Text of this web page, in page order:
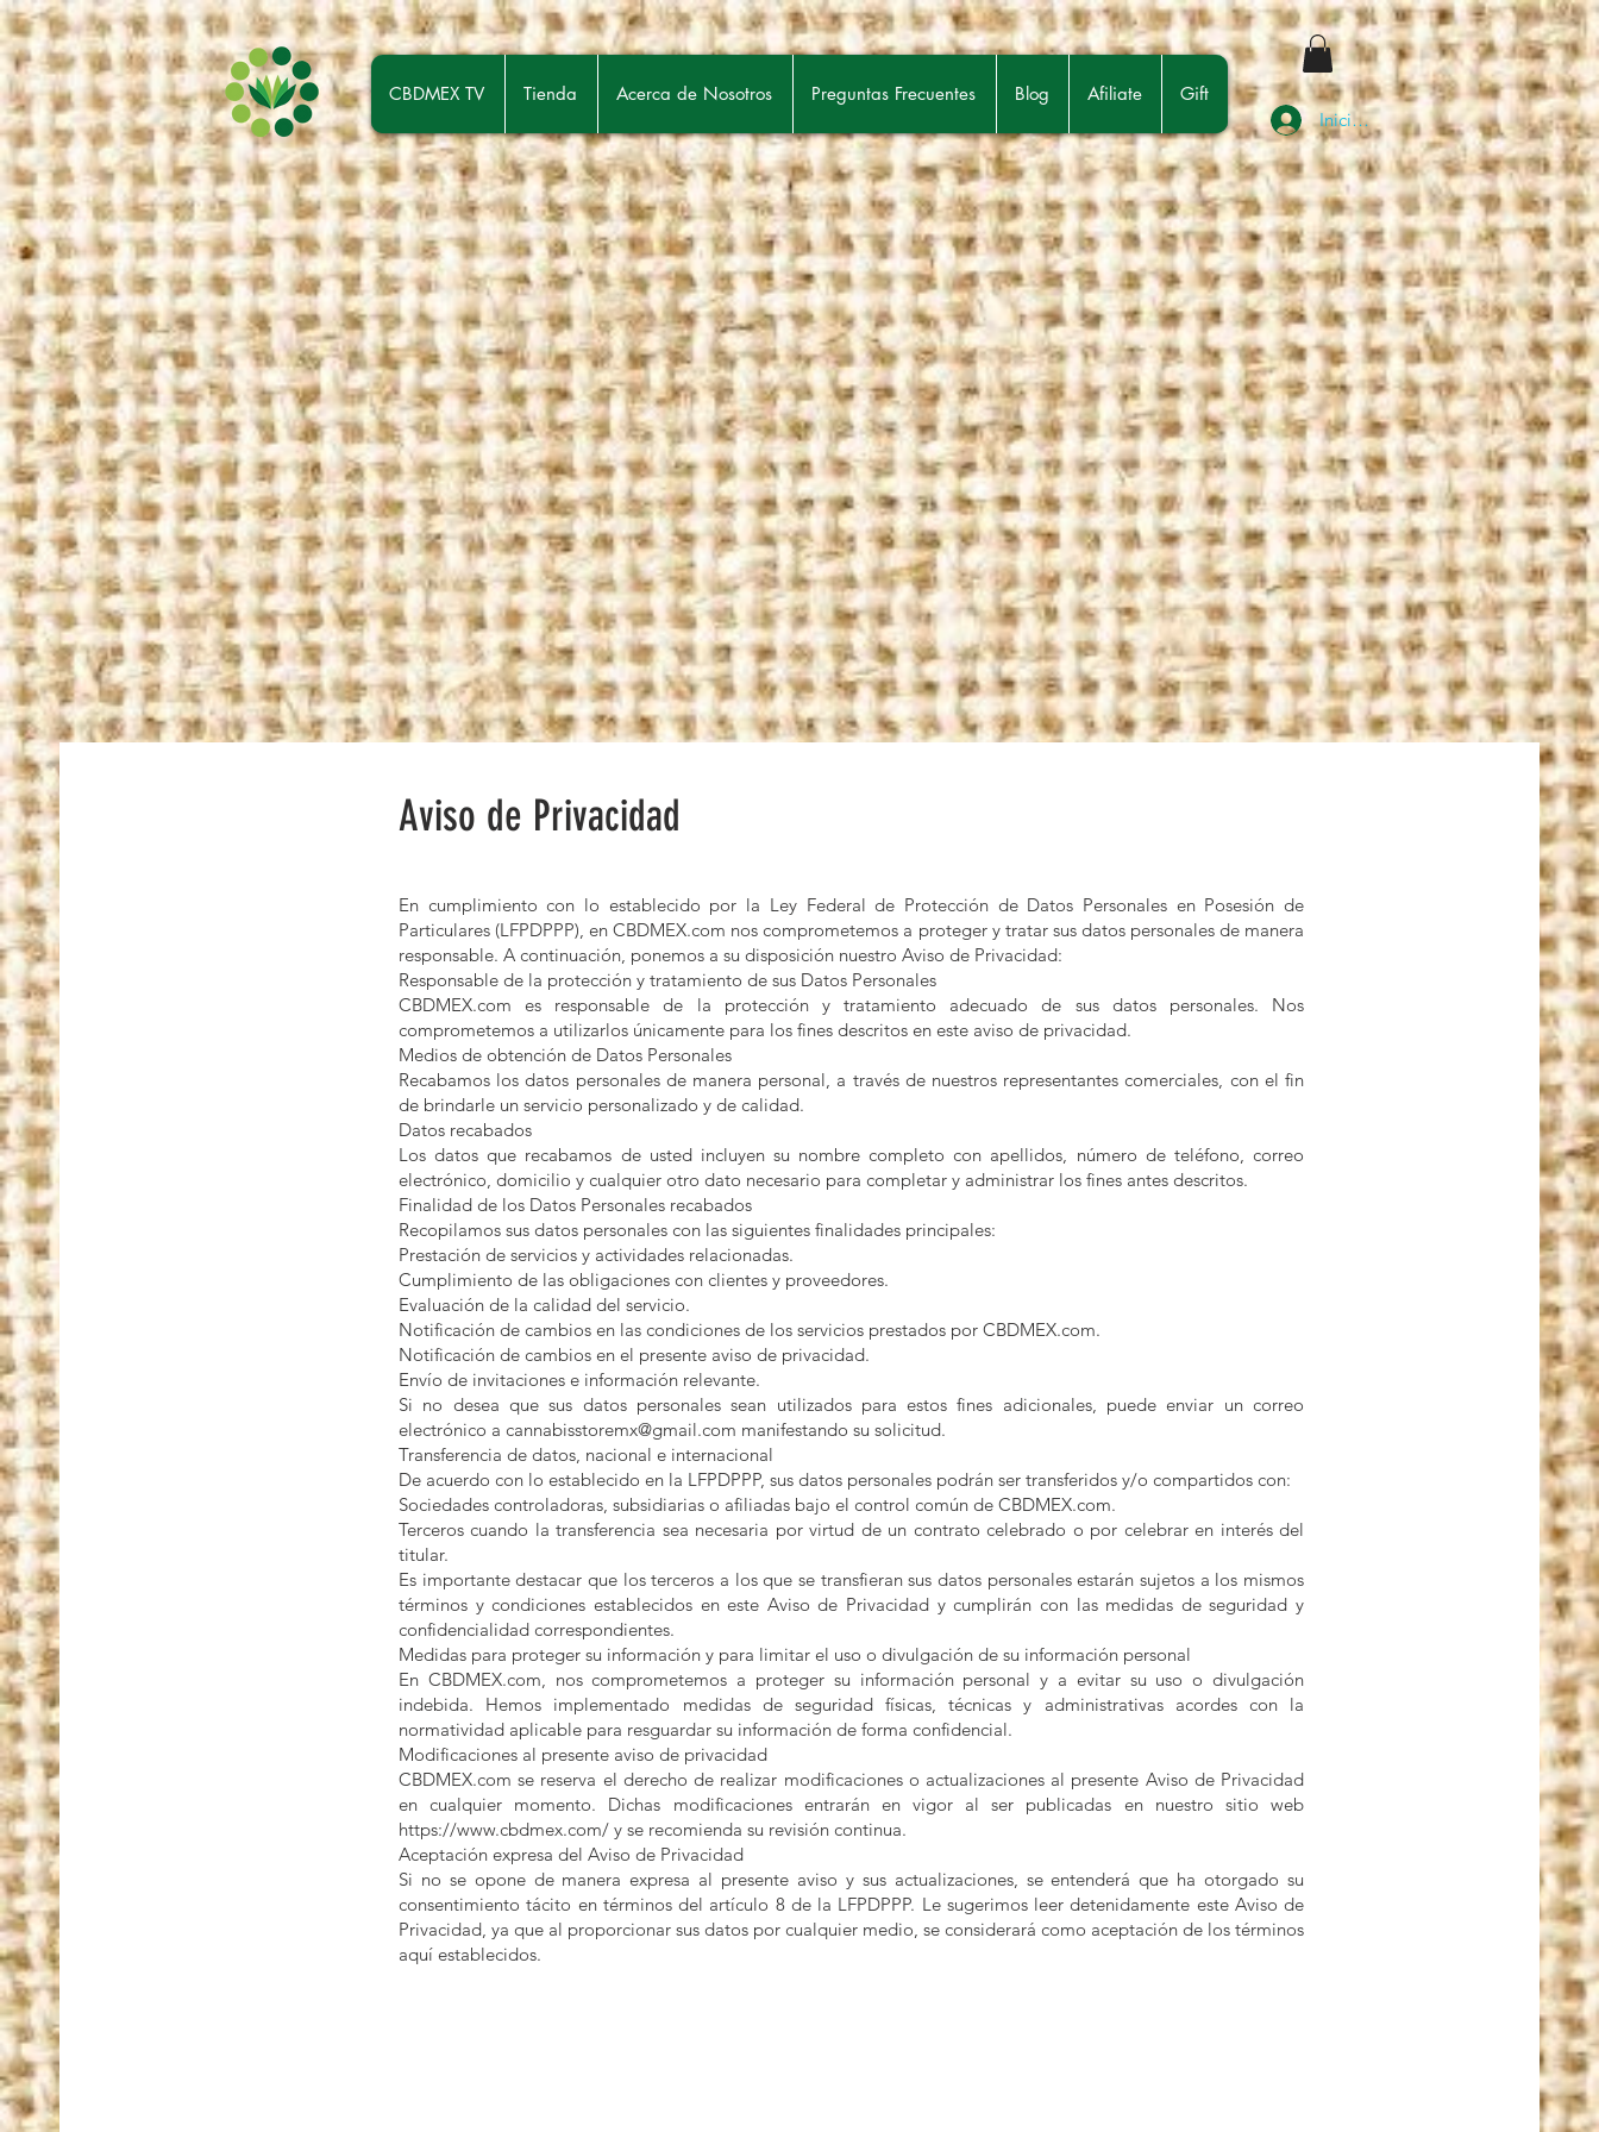
CBDMEX TV Tienda Acerca de Nosotros Preguntas Frecuentes Blog Afiliate
Gift
Iniciar sesión
Aviso de Privacidad
En cumplimiento con lo establecido por la Ley Federal de Protección de Datos Personales en Posesión de
Particulares (LFPDPPP), en CBDMEX.com nos comprometemos a proteger y tratar sus datos personales de manera
responsable. A continuación, ponemos a su disposición nuestro Aviso de Privacidad:
Responsable de la protección y tratamiento de sus Datos Personales
CBDMEX.com es responsable de la protección y tratamiento adecuado de sus datos personales. Nos
comprometemos a utilizarlos únicamente para los fines descritos en este aviso de privacidad.
Medios de obtención de Datos Personales
Recabamos los datos personales de manera personal, a través de nuestros representantes comerciales, con el fin
de brindarle un servicio personalizado y de calidad.
Datos recabados
Los datos que recabamos de usted incluyen su nombre completo con apellidos, número de teléfono, correo
electrónico, domicilio y cualquier otro dato necesario para completar y administrar los fines antes descritos.
Finalidad de los Datos Personales recabados
Recopilamos sus datos personales con las siguientes finalidades principales:
Prestación de servicios y actividades relacionadas.
Cumplimiento de las obligaciones con clientes y proveedores.
Evaluación de la calidad del servicio.
Notificación de cambios en las condiciones de los servicios prestados por CBDMEX.com.
Notificación de cambios en el presente aviso de privacidad.
Envío de invitaciones e información relevante.
Si no desea que sus datos personales sean utilizados para estos fines adicionales, puede enviar un correo
electrónico a cannabisstoremx@gmail.com manifestando su solicitud.
Transferencia de datos, nacional e internacional
De acuerdo con lo establecido en la LFPDPPP, sus datos personales podrán ser transferidos y/o compartidos con:
Sociedades controladoras, subsidiarias o afiliadas bajo el control común de CBDMEX.com.
Terceros cuando la transferencia sea necesaria por virtud de un contrato celebrado o por celebrar en interés del
titular.
Es importante destacar que los terceros a los que se transfieran sus datos personales estarán sujetos a los mismos
términos y condiciones establecidos en este Aviso de Privacidad y cumplirán con las medidas de seguridad y
confidencialidad correspondientes.
Medidas para proteger su información y para limitar el uso o divulgación de su información personal
En CBDMEX.com, nos comprometemos a proteger su información personal y a evitar su uso o divulgación
indebida. Hemos implementado medidas de seguridad físicas, técnicas y administrativas acordes con la
normatividad aplicable para resguardar su información de forma confidencial.
Modificaciones al presente aviso de privacidad
CBDMEX.com se reserva el derecho de realizar modificaciones o actualizaciones al presente Aviso de Privacidad
en cualquier momento. Dichas modificaciones entrarán en vigor al ser publicadas en nuestro sitio web
https://www.cbdmex.com/ y se recomienda su revisión continua.
Aceptación expresa del Aviso de Privacidad
Si no se opone de manera expresa al presente aviso y sus actualizaciones, se entenderá que ha otorgado su
consentimiento tácito en términos del artículo 8 de la LFPDPPP. Le sugerimos leer detenidamente este Aviso de
Privacidad, ya que al proporcionar sus datos por cualquier medio, se considerará como aceptación de los términos
aquí establecidos.